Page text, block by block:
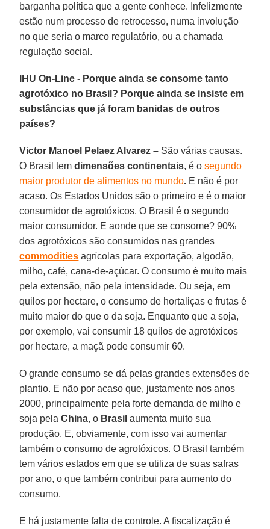
barganha política que a gente conhece. Infelizmente
estão num processo de retrocesso, numa involução
no que seria o marco regulatório, ou a chamada
regulação social.
IHU On-Line - Porque ainda se consome tanto
agrotóxico no Brasil? Porque ainda se insiste em
substâncias que já foram banidas de outros
países?
Victor Manoel Pelaez Alvarez – São várias causas.
O Brasil temdimensões continentais, é osegundo
maior produtor de alimentos no mundo. E não é por
acaso. Os Estados Unidos são o primeiro e é o maior
consumidor de agrotóxicos. O Brasil é o segundo
maior consumidor. E aonde que se consome? 90%
dos agrotóxicos são consumidos nas grandes
commodities agrícolas para exportação, algodão,
milho, café, cana-de-açúcar. O consumo é muito mais
pela extensão, não pela intensidade. Ou seja, em
quilos por hectare, o consumo de hortaliças e frutas é
muito maior do que o da soja. Enquanto que a soja,
por exemplo, vai consumir 18 quilos de agrotóxicos
por hectare, a maçã pode consumir 60.
O grande consumo se dá pelas grandes extensões de
plantio. E não por acaso que, justamente nos anos
2000, principalmente pela forte demanda de milho e
soja pelaChina, o Brasil aumenta muito sua
produção. E, obviamente, com isso vai aumentar
também o consumo de agrotóxicos. O Brasil também
tem vários estados em que se utiliza de suas safras
por ano, o que também contribui para aumento do
consumo.
E há justamente falta de controle. A fiscalização é